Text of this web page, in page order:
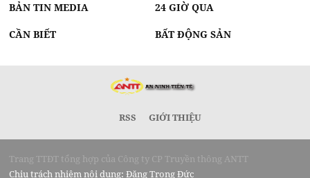
BẢN TIN MEDIA 24 GIỜ QUA
CẦN BIẾT BẤT ĐỘNG SẢN
RSS GIỚI THIỆU
Trang TTĐT tổng hợp của Công ty CP Truyền thông ANTT
Chịu trách nhiệm nội dung: Đặng Trọng Đức